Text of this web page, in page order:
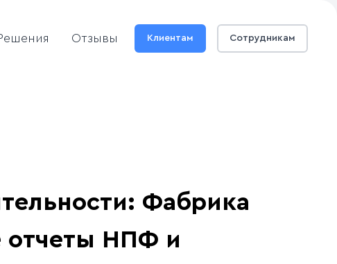
Отзывы Клиентам Сотрудникам
Фабрика
отчеты НПФ и